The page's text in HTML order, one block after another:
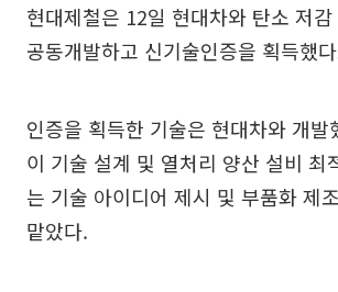
현대제철은 12일 현대차와 탄소 저
공동개발하고 신기술인증을 획득했
인증을 획득한 기술은 현대차와 개발
이 기술 설계 및 열처리 양산 설비 최
는 기술 아이디어 제시 및 부품화 제
맡았다.